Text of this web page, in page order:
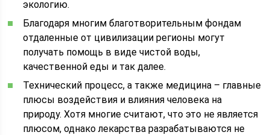
экологию.
Благодаря многим благотворительным фондам
отдаленные от цивилизации регионы могут
получать помощь в виде чистой воды,
качественной еды и так далее.
Технический процесс, а также медицина – главные
плюсы воздействия и влияния человека на
природу. Хотя многие считают, что это не является
плюсом, однако лекарства разрабатываются не